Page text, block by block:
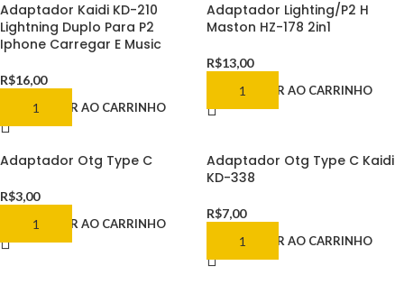
Adaptador Kaidi KD-210
Lightning Duplo Para P2
Iphone Carregar E Music
R$16,00
ADICIONAR AO CARRINHO
Adaptador Lighting/P2 H
Maston HZ-178 2in1
R$13,00
ADICIONAR AO CARRINHO
Adaptador Otg Type C
R$3,00
ADICIONAR AO CARRINHO
Adaptador Otg Type C Kaidi
KD-338
R$7,00
ADICIONAR AO CARRINHO